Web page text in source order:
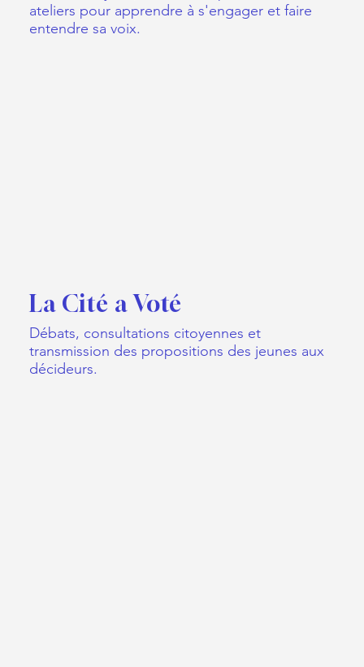
ateliers pour apprendre à s'engager et faire
entendre sa voix.
La Cité a Voté
Débats, consultations citoyennes et
transmission des propositions des jeunes aux
décideurs.